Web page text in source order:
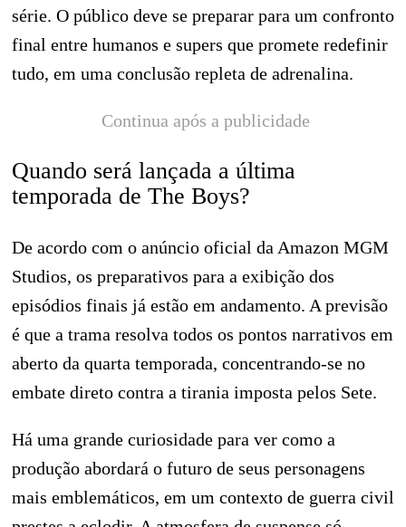
série. O público deve se preparar para um confronto
final entre humanos e supers que promete redefinir
tudo, em uma conclusão repleta de adrenalina.
Continua após a publicidade
Quando será lançada a última
temporada de The Boys?
De acordo com o anúncio oficial da Amazon MGM
Studios, os preparativos para a exibição dos
episódios finais já estão em andamento. A previsão
é que a trama resolva todos os pontos narrativos em
aberto da quarta temporada, concentrando-se no
embate direto contra a tirania imposta pelos Sete.
Há uma grande curiosidade para ver como a
produção abordará o futuro de seus personagens
mais emblemáticos, em um contexto de guerra civil